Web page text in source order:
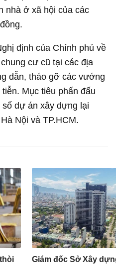
nhà ở xã hội của các
định của Chính phủ về
cư cũ tại các địa
dẫn, tháo gỡ các vướng
Mục tiêu phấn đấu
dự án xây dựng lại
Nội và TP.HCM.
Giám đốc Sở Xây